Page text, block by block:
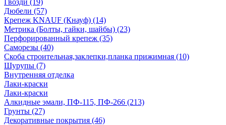
Гвозди (19)
Дюбели (57)
Крепеж KNAUF (Кнауф) (14)
Метрика (Болты, гайки, шайбы) (23)
Перфорированный крепеж (35)
Саморезы (40)
Скоба строительная,заклепки,планка прижимная (10)
Шурупы (7)
Внутренняя отделка
Лаки-краски
Лаки-краски
Алкидные эмали, ПФ-115, ПФ-266 (213)
Грунты (27)
Декоративные покрытия (46)